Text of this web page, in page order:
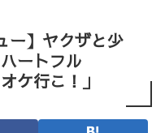
ー】ヤクザと少
ートフル
ケ行こ！」